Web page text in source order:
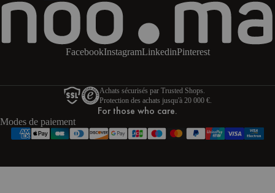
FacebookInstagramLinkedinPinterest
Achats sécurisés par Trusted Shops.
Protection des achats jusqu'à 20 000 €.
For those who care.
Modes de paiement